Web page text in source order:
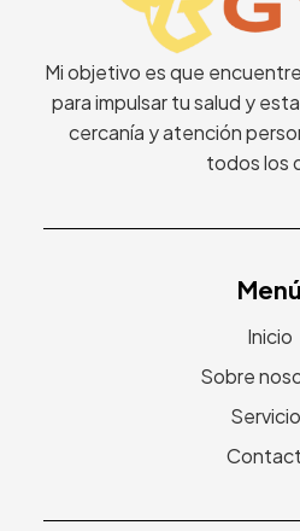
Mi objetivo es que
para impulsar tu salud y
cercanía y atención
todos los
Menú
Inicio
Sobre